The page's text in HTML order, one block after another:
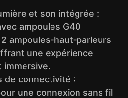
et son intégrée :
ampoules G40
ampoules‑haut‑parleurs
une expérience
immersive.
de connectivité :
une connexion sans fil